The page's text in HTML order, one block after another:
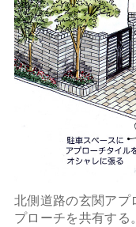
北側道路の玄関アプ
プローチを共有する。